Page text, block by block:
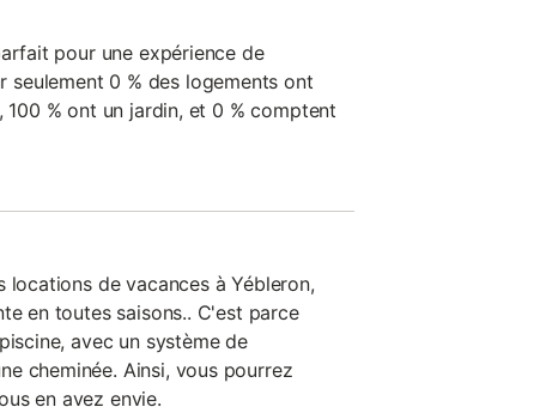
pour une expérience de
seulement 0 % des logements ont
% ont un jardin, et 0 % comptent
locations de vacances à Yébleron,
en toutes saisons.. C'est parce
avec un système de
cheminée. Ainsi, vous pourrez
en avez envie.